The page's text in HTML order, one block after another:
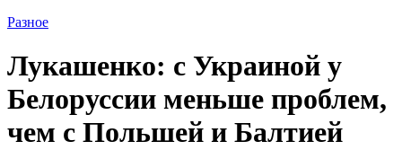
Разное
Лукашенко: с Украиной у
Белоруссии меньше проблем,
чем с Польшей и Балтией